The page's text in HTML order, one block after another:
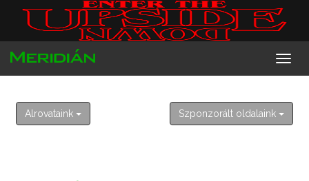
2026. augusztus 7. péntek
Ibolya
Alrovataink Szponzorált oldalaink